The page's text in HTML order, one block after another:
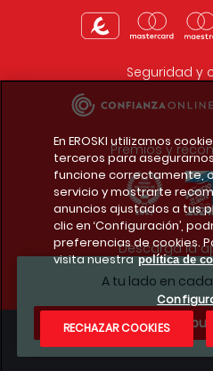
A tu lado en
¿Te
Seguridad y
Premios y
Descarga la
Condiciones legales
En EROSKI utilizamos
terceros para
funcione correctamente,
servicio y mostrarte
anuncios ajustados a tus
clic en ‘Configuración’,
preferencias de cookies.
visita nuestra política de
RECHAZAR COOKIES